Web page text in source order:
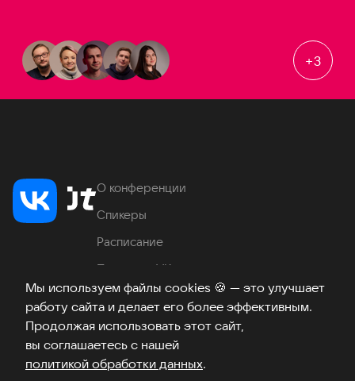
Мы используем файлы cookies 🍪 — это улучшает
работу сайта и делает его более эффективным.
Продолжая использовать этот сайт,
вы соглашаетесь с нашей
политикой обработки данных.
+3
О конференции
Спикеры
Расписание
Продукты VK
Место проведения
Часто задаваемые вопросы
ТелеграмВКонтакте
Хабр